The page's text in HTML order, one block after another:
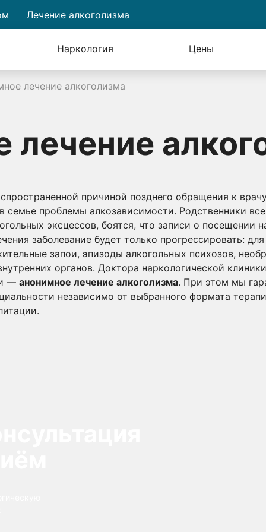
Лечение алкоголизма
Наркология Цены
лечение алкоголизма
лечение
причиной позднего обращения к
семье проблемы алкозависимости. Родственники
эксцессов, боятся, что записи о посещении
заболевание будет только прогрессировать:
запои, эпизоды алкогольных психозов,
органов. Доктора наркологической
— анонимное лечение алкоголизма. При этом мы
независимо от выбранного формата